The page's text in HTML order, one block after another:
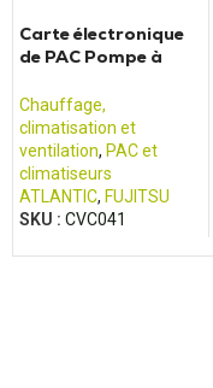
Carte électronique
de PAC Pompe à
K08BH
Chauffage,
climatisation et
ventilation, PAC et
climatiseurs
ATLANTIC, FUJITSU
SKU : CVC041